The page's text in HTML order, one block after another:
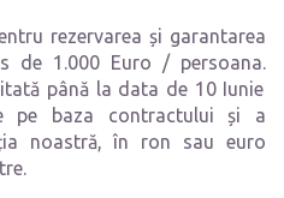
rezervarea și garantarea
de 1.000 Euro / persoana.
până la data de 10 Iunie
pe baza contractului și a
noastră, în ron sau euro